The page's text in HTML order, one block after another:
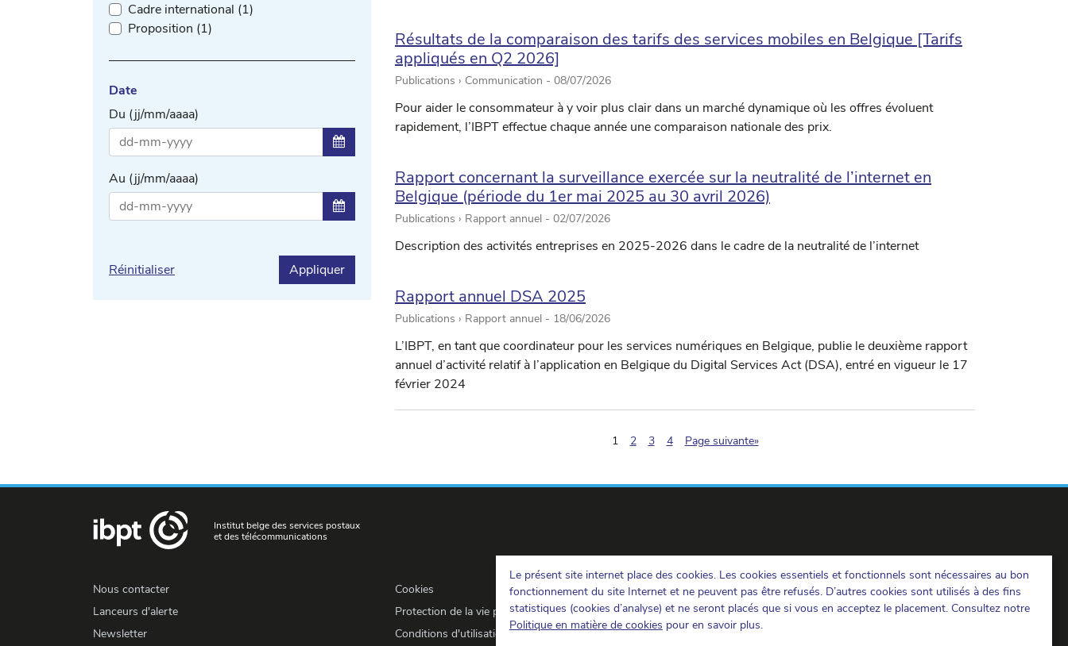
Le présent site internet place des cookies. Les cookies essentiels et fonctionnels sont nécessaires au bon
fonctionnement du site Internet et ne peuvent pas être refusés. D’autres cookies sont utilisés à des fins
statistiques (cookies d’analyse) et ne seront placés que si vous en acceptez le placement. Consultez notre
Politique en matière de cookies pour en savoir plus.
Cadre international (1)
Proposition (1)
Date
Du (jj/mm/aaaa)
Sélectionner une date ...
Au (jj/mm/aaaa)
Sélectionner une date ...
Réinitialiser Appliquer
Résultats de la comparaison des tarifs des services mobiles en Belgique [Tarifs
appliqués en Q2 2026]
Publications › Communication - 08/07/2026
Pour aider le consommateur à y voir plus clair dans un marché dynamique où les offres évoluent
rapidement, l’IBPT effectue chaque année une comparaison nationale des prix.
Rapport concernant la surveillance exercée sur la neutralité de l’internet en
Belgique (période du 1er mai 2025 au 30 avril 2026)
Publications › Rapport annuel - 02/07/2026
Description des activités entreprises en 2025-2026 dans le cadre de la neutralité de l’internet
Rapport annuel DSA 2025
Publications › Rapport annuel - 18/06/2026
L’IBPT, en tant que coordinateur pour les services numériques en Belgique, publie le deuxième rapport
annuel d’activité relatif à l’application en Belgique du Digital Services Act (DSA), entré en vigueur le 17
février 2024
1(pagination.current)
2 3 4 Page suivante»
Institut belge des services postaux
et des télécommunications
Nous contacter
Lanceurs d'alerte
Newsletter
Cookies
Protection de la vie privée
Conditions d'utilisation et copyrights
IBPT sur LinkedIn
IBPT sur Facebook
IBPT sur Youtube